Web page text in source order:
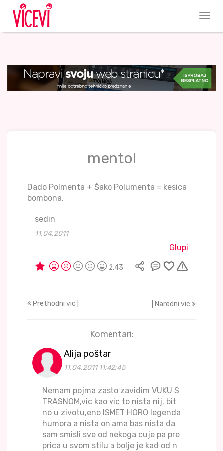
mentol
Dado Polmenta + Šako Polumenta = kesica
bombona.
sedin
11.04.2011
Glupi
2,43
Prethodni vic | | Naredni vic
Komentari:
Alija poštar
11.04.2011 11:42:45
Nemam pojma zasto zavidim VUKU S
TRASNOM,vic kao vic to nista nij. bit
no u zivotu,eno ISMET HORO legenda
humora a nista on ama bas nista da
sam smisli sve od nekoga cuje pa pre
prica u svom stilu a bolje je kad od n